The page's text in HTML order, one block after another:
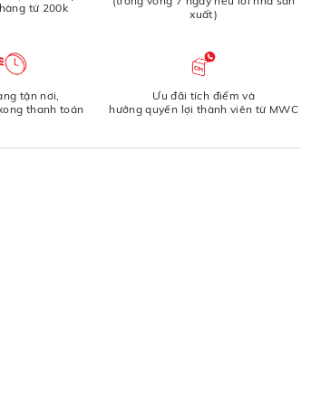
từ 200k
xuất)
tận nơi,
thanh toán
Ưu đãi tích điểm và
hưởng quyền lợi thành viên từ MWC